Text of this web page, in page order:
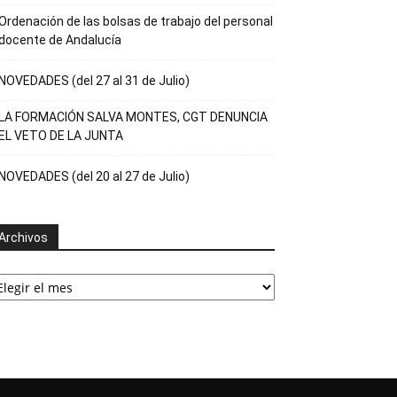
de las bolsas de trabajo del personal
de Andalucía
(del 27 al 31 de Julio)
FORMACIÓN SALVA MONTES, CGT DENUNCIA
VETO DE LA JUNTA
(del 20 al 27 de Julio)